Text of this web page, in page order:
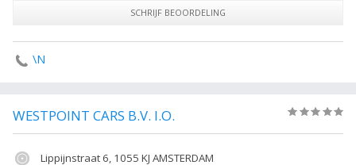
SCHRIJF BEOORDELING
\N
WESTPOINT CARS B.V. I.O.
Lippijnstraat 6, 1055 KJ AMSTERDAM